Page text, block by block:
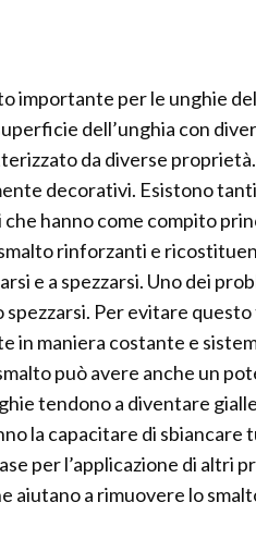
importante per le unghie
dell’unghia con
da diverse
decorativi. Esistono
hanno come compito
rinforzanti e
e a spezzarsi. Uno dei
Per evitare
in maniera costante e
può avere anche un
tendono a diventare
la capacitare di sbiancare
per l’applicazione di altri
aiutano a rimuovere lo